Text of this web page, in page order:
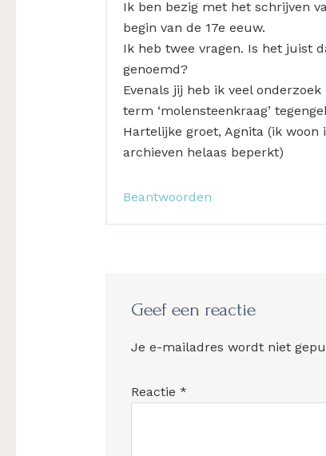
Ik ben bezig met het schrijven
begin van de 17e eeuw.
Ik heb twee vragen. Is het juist
genoemd?
Evenals jij heb ik veel
term ‘molensteenkraag’
Hartelijke groet, Agnita (ik
archieven helaas beperkt)
Beantwoorden
Geef een reactie
Je e-mailadres wordt niet
Reactie *